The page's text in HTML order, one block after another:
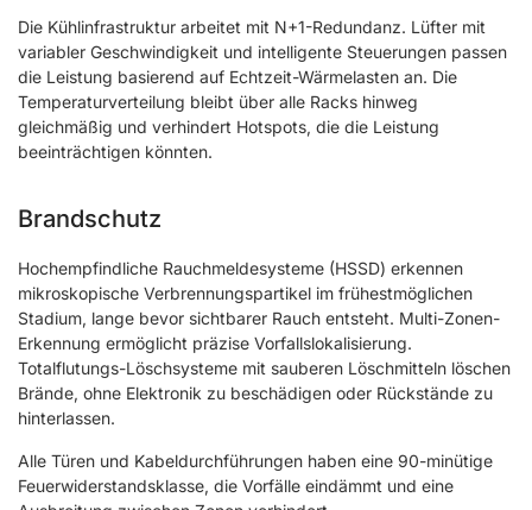
Die Kühlinfrastruktur arbeitet mit N+1-Redundanz. Lüfter mit
variabler Geschwindigkeit und intelligente Steuerungen passen
die Leistung basierend auf Echtzeit-Wärmelasten an. Die
Temperaturverteilung bleibt über alle Racks hinweg
gleichmäßig und verhindert Hotspots, die die Leistung
beeinträchtigen könnten.
Brandschutz
Hochempfindliche Rauchmeldesysteme (HSSD) erkennen
mikroskopische Verbrennungspartikel im frühestmöglichen
Stadium, lange bevor sichtbarer Rauch entsteht. Multi-Zonen-
Erkennung ermöglicht präzise Vorfallslokalisierung.
Totalflutungs-Löschsysteme mit sauberen Löschmitteln löschen
Brände, ohne Elektronik zu beschädigen oder Rückstände zu
hinterlassen.
Alle Türen und Kabeldurchführungen haben eine 90-minütige
Feuerwiderstandsklasse, die Vorfälle eindämmt und eine